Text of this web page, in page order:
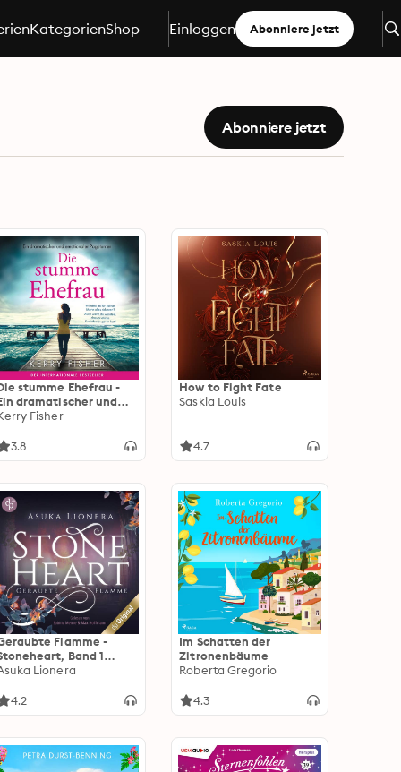
KategorienShop Einloggen Abonniere jetzt
Abonniere jetzt
stumme Ehefrau -
dramatischer und
Pageturner
Fisher
3.8
How to Fight Fate
Saskia Louis
4.7
Flamme -
Band 1
Lionera
4.2
Im Schatten der
Zitronenbäume
Roberta Gregorio
4.3